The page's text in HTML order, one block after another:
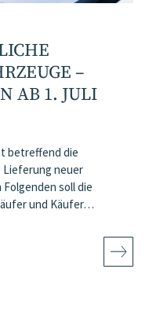
–
AB 1. JULI
betreffend die
Lieferung neuer
Folgenden soll die
und Käufer…